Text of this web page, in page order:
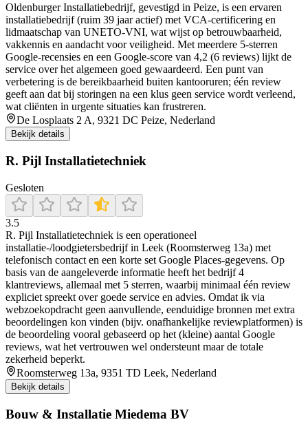
Oldenburger Installatiebedrijf, gevestigd in Peize, is een ervaren
installatiebedrijf (ruim 39 jaar actief) met VCA-certificering en
lidmaatschap van UNETO‑VNI, wat wijst op betrouwbaarheid,
vakkennis en aandacht voor veiligheid. Met meerdere 5‑sterren
Google‑recensies en een Google‑score van 4,2 (6 reviews) lijkt de
service over het algemeen goed gewaardeerd. Een punt van
verbetering is de bereikbaarheid buiten kantooruren; één review
geeft aan dat bij storingen na een klus geen service wordt verleend,
wat cliënten in urgente situaties kan frustreren.
De Losplaats 2 A, 9321 DC Peize, Nederland
Bekijk details
R. Pijl Installatietechniek
Gesloten
3.5
R. Pijl Installatietechniek is een operationeel
installatie-/loodgietersbedrijf in Leek (Roomsterweg 13a) met
telefonisch contact en een korte set Google Places-gegevens. Op
basis van de aangeleverde informatie heeft het bedrijf 4
klantreviews, allemaal met 5 sterren, waarbij minimaal één review
expliciet spreekt over goede service en advies. Omdat ik via
webzoekopdracht geen aanvullende, eenduidige bronnen met extra
beoordelingen kon vinden (bijv. onafhankelijke reviewplatformen) is
de beoordeling vooral gebaseerd op het (kleine) aantal Google
reviews, wat het vertrouwen wel ondersteunt maar de totale
zekerheid beperkt.
Roomsterweg 13a, 9351 TD Leek, Nederland
Bekijk details
Bouw & Installatie Miedema BV